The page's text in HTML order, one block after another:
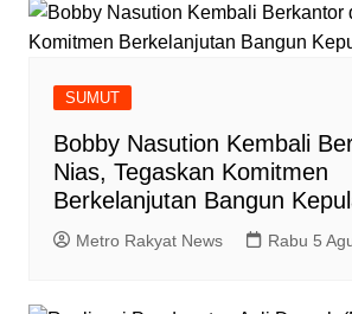
SUMUT
Bobby Nasution Kembali
Nias, Tegaskan Komitmen
Berkelanjutan Bangun
Metro Rakyat News Rabu 5